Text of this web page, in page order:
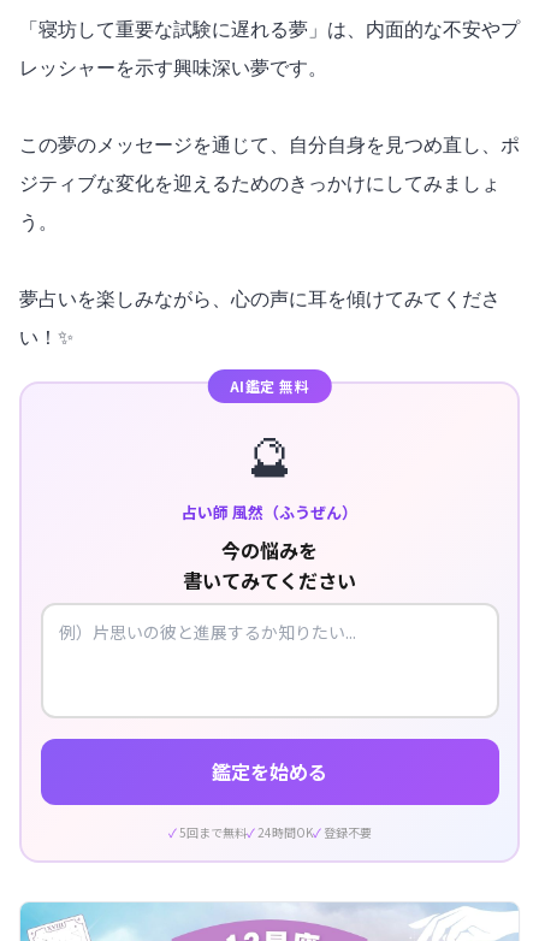
「寝坊して重要な試験に遅れる夢」は、内面的な不安やプ
レッシャーを示す興味深い夢です。
この夢のメッセージを通じて、自分自身を見つめ直し、ポ
ジティブな変化を迎えるためのきっかけにしてみましょ
う。
夢占いを楽しみながら、心の声に耳を傾けてみてくださ
い！✨
AI鑑定 無料
🔮
占い師 風然（ふうぜん）
今の悩みを
書いてみてください
鑑定を始める
5回まで無料 24時間OK 登録不要